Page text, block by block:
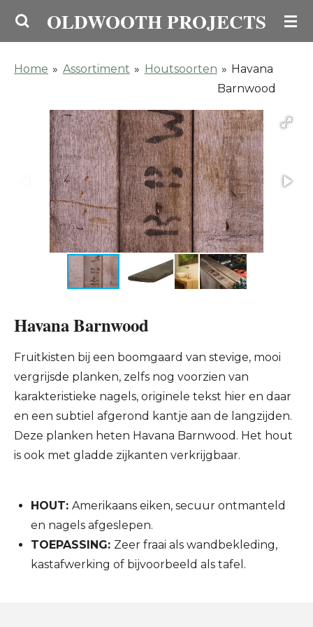
Ga
de
OLDWOOTH PROJECTS
Home » Assortiment » Houtsoorten » Havana
Barnwood
Havana Barnwood
Fruitkisten bij een boomgaard van stevige, mooi
vergrijsde planken, zelfs nog voorzien van
karakteristieke nagels, originele tekst hier en daar
en een subtiel afgerond kantje aan de langzijden.
Deze planken heten Havana Barnwood. Het hout
is ook met gladde zijkanten verkrijgbaar.
HOUT: Amerikaans eiken, secuur ontmanteld
en nagels afgeslepen.
TOEPASSING: Zeer fraai als wandbekleding,
kastafwerking of bijvoorbeeld als tafel.